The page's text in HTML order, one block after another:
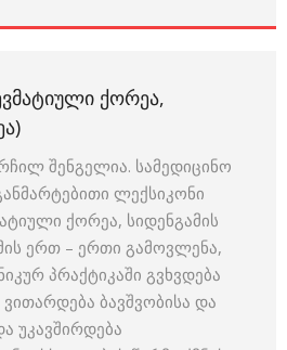
ᲥᲝᲠᲔᲐ,
შენგელია. სამედიცინო
ლექსიკონი
ქორეა, სიდენგამის
ერთ – ერთი გამოვლენა,
პრაქტიკაში გვხვდება
ბავშვობისა და
უკავშირდება